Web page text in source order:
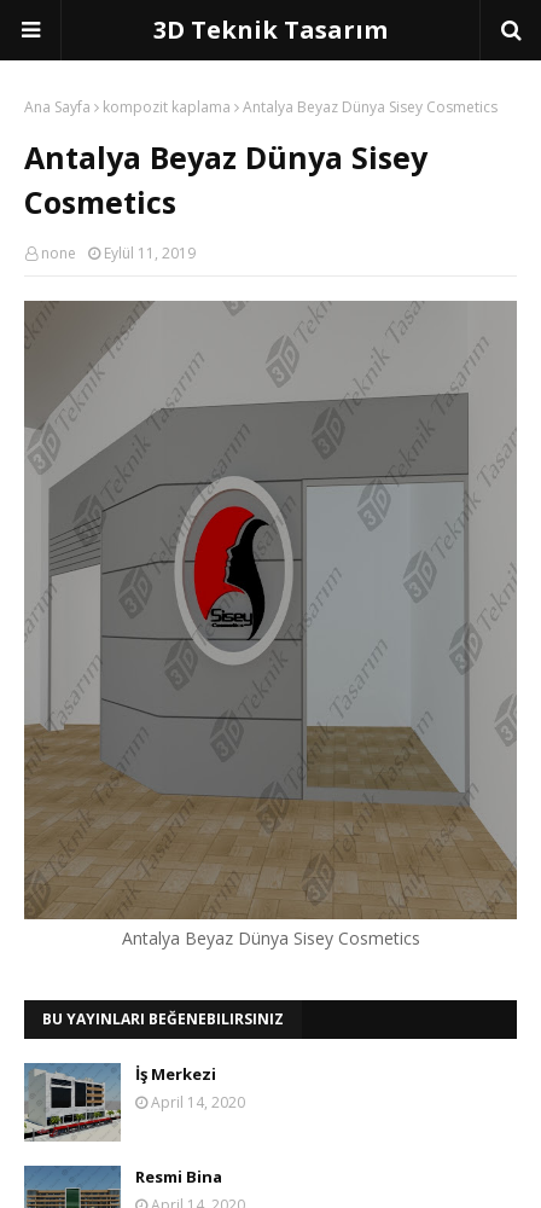
3D Teknik Tasarım
Ana Sayfa kompozit kaplama Antalya Beyaz Dünya Sisey Cosmetics
Antalya Beyaz Dünya Sisey
Cosmetics
none Eylül 11, 2019
Antalya Beyaz Dünya Sisey Cosmetics
BU YAYINLARI BEĞENEBILIRSINIZ
İş Merkezi
April 14, 2020
Resmi Bina